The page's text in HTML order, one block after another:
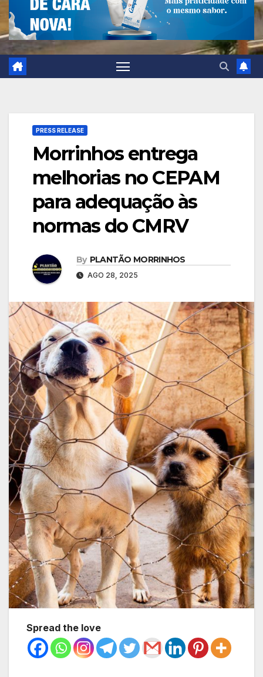
PRESS RELEASE
Morrinhos entrega
melhorias no CEPAM
para adequação às
normas do CMRV
By PLANTÃO MORRINHOS
AGO 28, 2025
Spread the love